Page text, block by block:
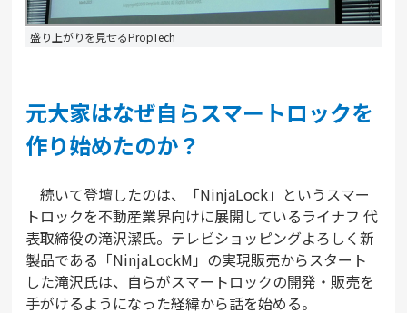
盛り上がりを見せるPropTech
元大家はなぜ自らスマートロックを
作り始めたのか？
続いて登壇したのは、「NinjaLock」というスマー
トロックを不動産業界向けに展開しているライナフ 代
表取締役の滝沢潔氏。テレビショッピングよろしく新
製品である「NinjaLockM」の実現販売からスタート
した滝沢氏は、自らがスマートロックの開発・販売を
手がけるようになった経緯から話を始める。